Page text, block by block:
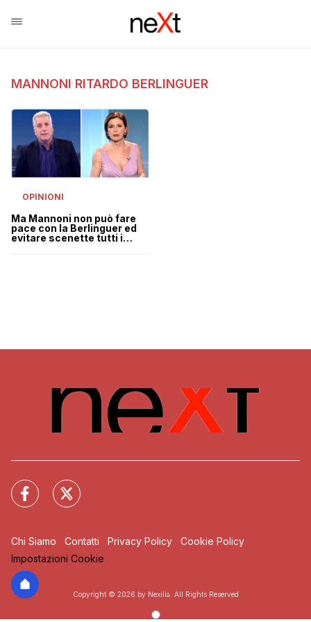
MANNONI RITARDO BERLINGUER
OPINIONI
Ma Mannoni non può fare
pace con la Berlinguer ed
evitare scenette tutti i
Chi Siamo Contatti Privacy Policy
Cookie Policy
Impostazioni Cookie
Copyright © 2026 by Nexilia. All Rights Reserved